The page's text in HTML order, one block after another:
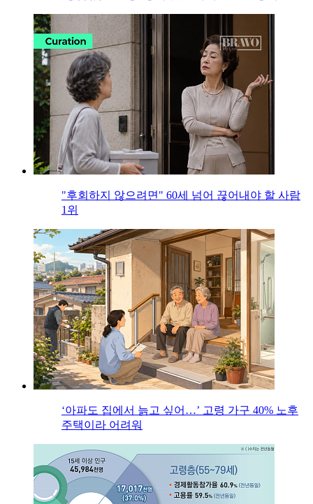
"후회하지 않으려면" 60세 넘어 끊어내야 할 사람
1위
‘아파도 집에서 늙고 싶어…’ 고령 가구 40% 노후
주택이라 어려워